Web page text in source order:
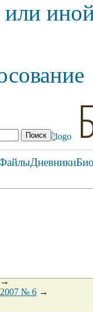
Дневники
2007 № 6 →